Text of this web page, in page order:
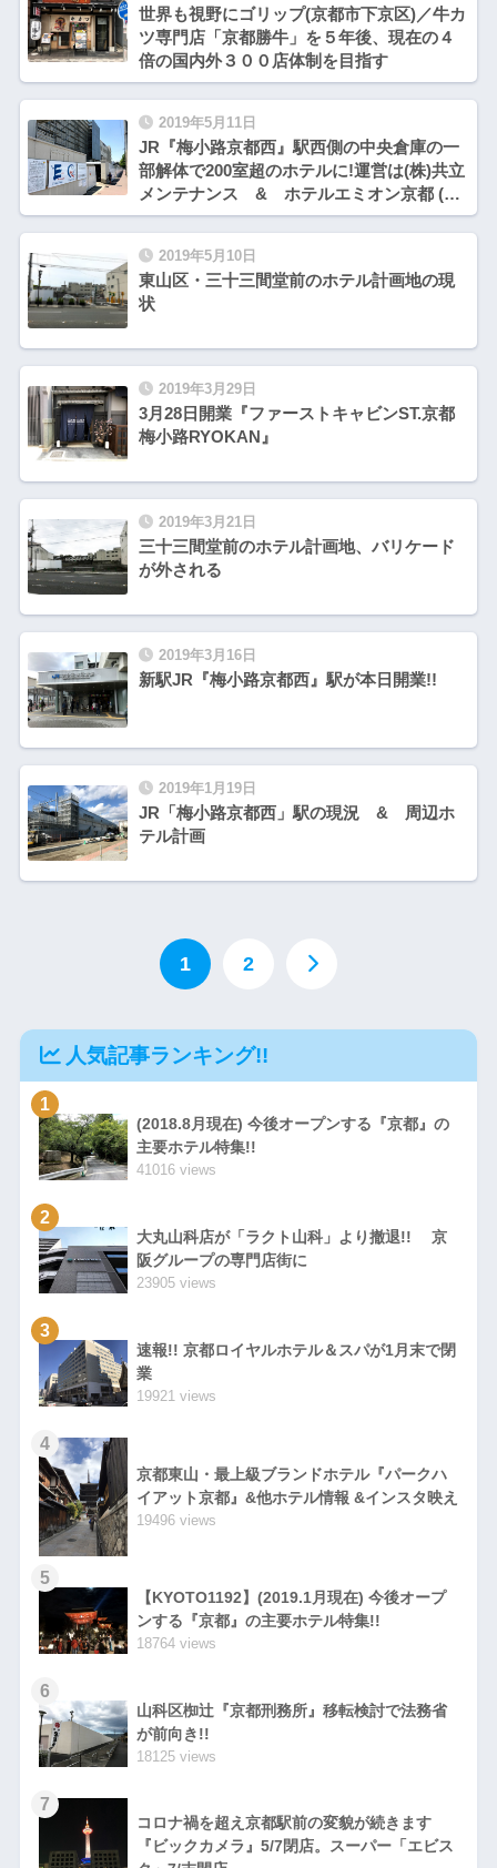
世界も視野にゴリップ(京都市下京区)／牛カ
ツ専門店「京都勝牛」を５年後、現在の４
倍の国内外３００店体制を目指す
2019年5月11日
JR『梅小路京都西』駅西側の中央倉庫の一
部解体で200室超のホテルに!運営は(株)共立
メンテナンス & ホテルエミオン京都 (仮
称)京の食と職の商業拠点& 七条通
2019年5月10日
東山区・三十三間堂前のホテル計画地の現
状
2019年3月29日
3月28日開業『ファーストキャビンST.京都
梅小路RYOKAN』
2019年3月21日
三十三間堂前のホテル計画地、バリケード
が外される
2019年3月16日
新駅JR『梅小路京都西』駅が本日開業!!
2019年1月19日
JR「梅小路京都西」駅の現況 & 周辺ホ
テル計画
1 2
人気記事ランキング!!
1
(2018.8月現在) 今後オープンする『京都』の
主要ホテル特集!!
41016 views
2
大丸山科店が「ラクト山科」より撤退!! 京
阪グループの専門店街に
23905 views
3
速報!! 京都ロイヤルホテル＆スパが1月末で閉
業
19921 views
4
京都東山・最上級ブランドホテル『パークハ
イアット京都』&他ホテル情報 &インスタ映え
19496 views
5
【KYOTO1192】(2019.1月現在) 今後オープ
ンする『京都』の主要ホテル特集!!
18764 views
6
山科区椥辻『京都刑務所』移転検討で法務省
が前向き!!
18125 views
7
コロナ禍を超え京都駅前の変貌が続きます
『ビックカメラ』5/7閉店。スーパー「エビス